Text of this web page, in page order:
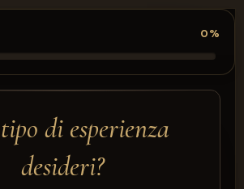
0%
di esperienza
desideri?